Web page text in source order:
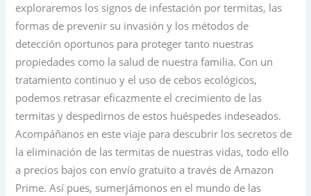
exploraremos los signos de infestación por termitas, las
formas de prevenir su invasión y los métodos de
detección oportunos para proteger tanto nuestras
propiedades como la salud de nuestra familia. Con un
tratamiento continuo y el uso de cebos ecológicos,
podemos retrasar eficazmente el crecimiento de las
termitas y despedirnos de estos huéspedes indeseados.
Acompáñanos en este viaje para descubrir los secretos de
la eliminación de las termitas de nuestras vidas, todo ello
a precios bajos con envío gratuito a través de Amazon
Prime. Así pues, sumerjámonos en el mundo de las